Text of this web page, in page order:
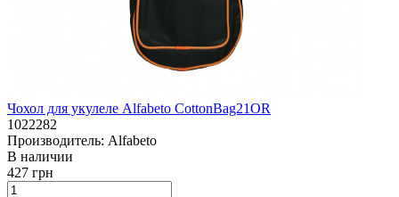
Чохол для укулеле Alfabeto CottonBag21OR
1022282
Производитель: Alfabeto
В наличии
427 грн